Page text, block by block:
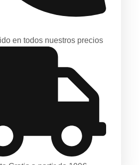
en todos nuestros precios